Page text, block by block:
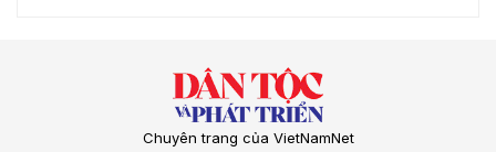
Chuyên trang của VietNamNet